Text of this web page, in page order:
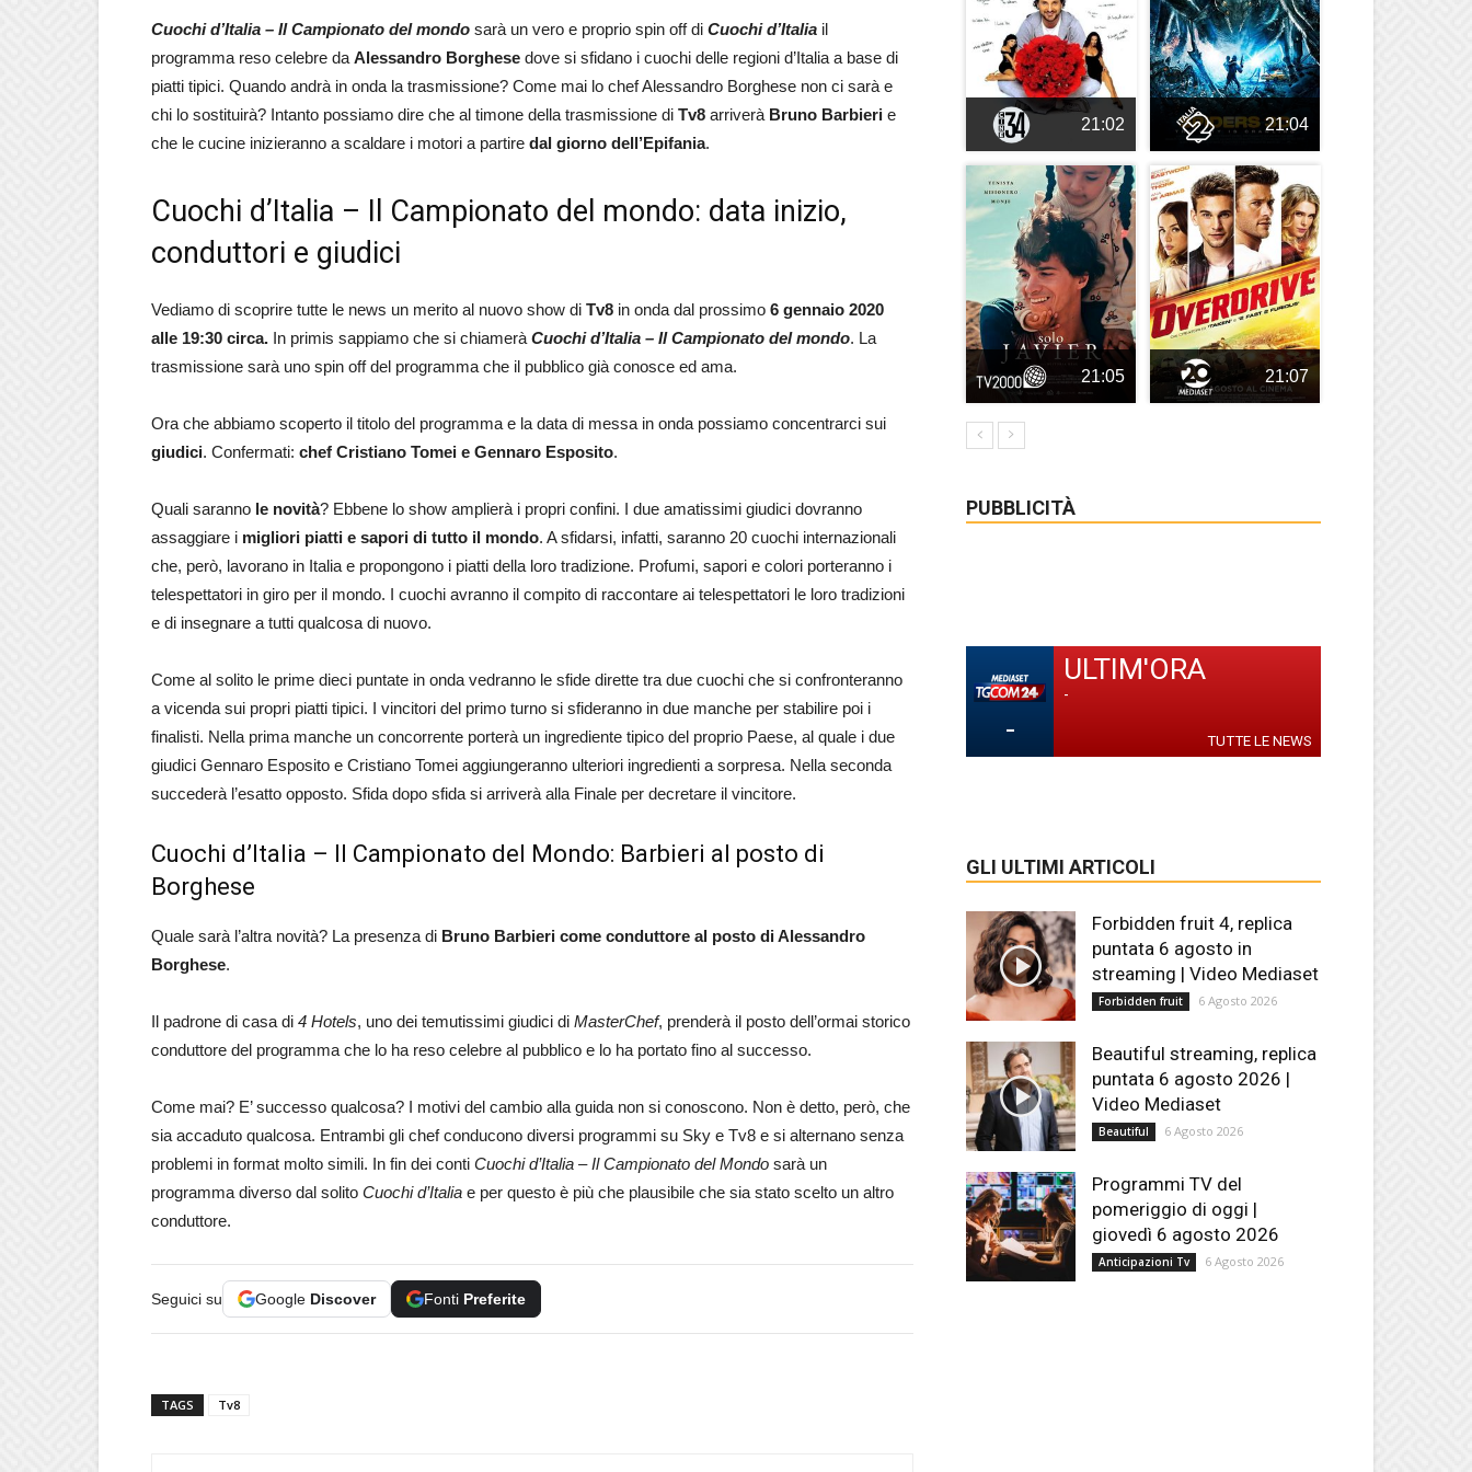
Cuochi d’Italia – Il Campionato del mondo sarà un vero e proprio spin off di Cuochi d’Italia il
programma reso celebre da Alessandro Borghese dove si sfidano i cuochi delle regioni d’Italia a base di
piatti tipici. Quando andrà in onda la trasmissione? Come mai lo chef Alessandro Borghese non ci sarà e
chi lo sostituirà? Intanto possiamo dire che al timone della trasmissione di Tv8 arriverà Bruno Barbieri e
che le cucine inizieranno a scaldare i motori a partire dal giorno dell’Epifania.
Cuochi d’Italia – Il Campionato del mondo: data inizio,
conduttori e giudici
Vediamo di scoprire tutte le news un merito al nuovo show di Tv8 in onda dal prossimo 6 gennaio 2020
alle 19:30 circa. In primis sappiamo che si chiamerà Cuochi d’Italia – Il Campionato del mondo. La
trasmissione sarà uno spin off del programma che il pubblico già conosce ed ama.
Ora che abbiamo scoperto il titolo del programma e la data di messa in onda possiamo concentrarci sui
giudici. Confermati: chef Cristiano Tomei e Gennaro Esposito.
Quali saranno le novità? Ebbene lo show amplierà i propri confini. I due amatissimi giudici dovranno
assaggiare i migliori piatti e sapori di tutto il mondo. A sfidarsi, infatti, saranno 20 cuochi internazionali
che, però, lavorano in Italia e propongono i piatti della loro tradizione. Profumi, sapori e colori porteranno i
telespettatori in giro per il mondo. I cuochi avranno il compito di raccontare ai telespettatori le loro tradizioni
e di insegnare a tutti qualcosa di nuovo.
Come al solito le prime dieci puntate in onda vedranno le sfide dirette tra due cuochi che si confronteranno
a vicenda sui propri piatti tipici. I vincitori del primo turno si sfideranno in due manche per stabilire poi i
finalisti. Nella prima manche un concorrente porterà un ingrediente tipico del proprio Paese, al quale i due
giudici Gennaro Esposito e Cristiano Tomei aggiungeranno ulteriori ingredienti a sorpresa. Nella seconda
succederà l’esatto opposto. Sfida dopo sfida si arriverà alla Finale per decretare il vincitore.
Cuochi d’Italia – Il Campionato del Mondo: Barbieri al posto di
Borghese
Quale sarà l’altra novità? La presenza di Bruno Barbieri come conduttore al posto di Alessandro
Borghese.
Il padrone di casa di 4 Hotels, uno dei temutissimi giudici di MasterChef, prenderà il posto dell’ormai storico
conduttore del programma che lo ha reso celebre al pubblico e lo ha portato fino al successo.
Come mai? E’ successo qualcosa? I motivi del cambio alla guida non si conoscono. Non è detto, però, che
sia accaduto qualcosa. Entrambi gli chef conducono diversi programmi su Sky e Tv8 e si alternano senza
problemi in format molto simili. In fin dei conti Cuochi d’Italia – Il Campionato del Mondo sarà un
programma diverso dal solito Cuochi d’Italia e per questo è più che plausibile che sia stato scelto un altro
conduttore.
Seguici su Google Discover Fonti Preferite
TAGS Tv8
21:02 21:04
21:05 21:07
PUBBLICITÀ
-
ULTIM'ORA
-
TUTTE LE NEWS
GLI ULTIMI ARTICOLI
Forbidden fruit 4, replica
puntata 6 agosto in
streaming | Video Mediaset
Forbidden fruit 6 Agosto 2026
Beautiful streaming, replica
puntata 6 agosto 2026 |
Video Mediaset
Beautiful 6 Agosto 2026
Programmi TV del
pomeriggio di oggi |
giovedì 6 agosto 2026
Anticipazioni Tv 6 Agosto 2026